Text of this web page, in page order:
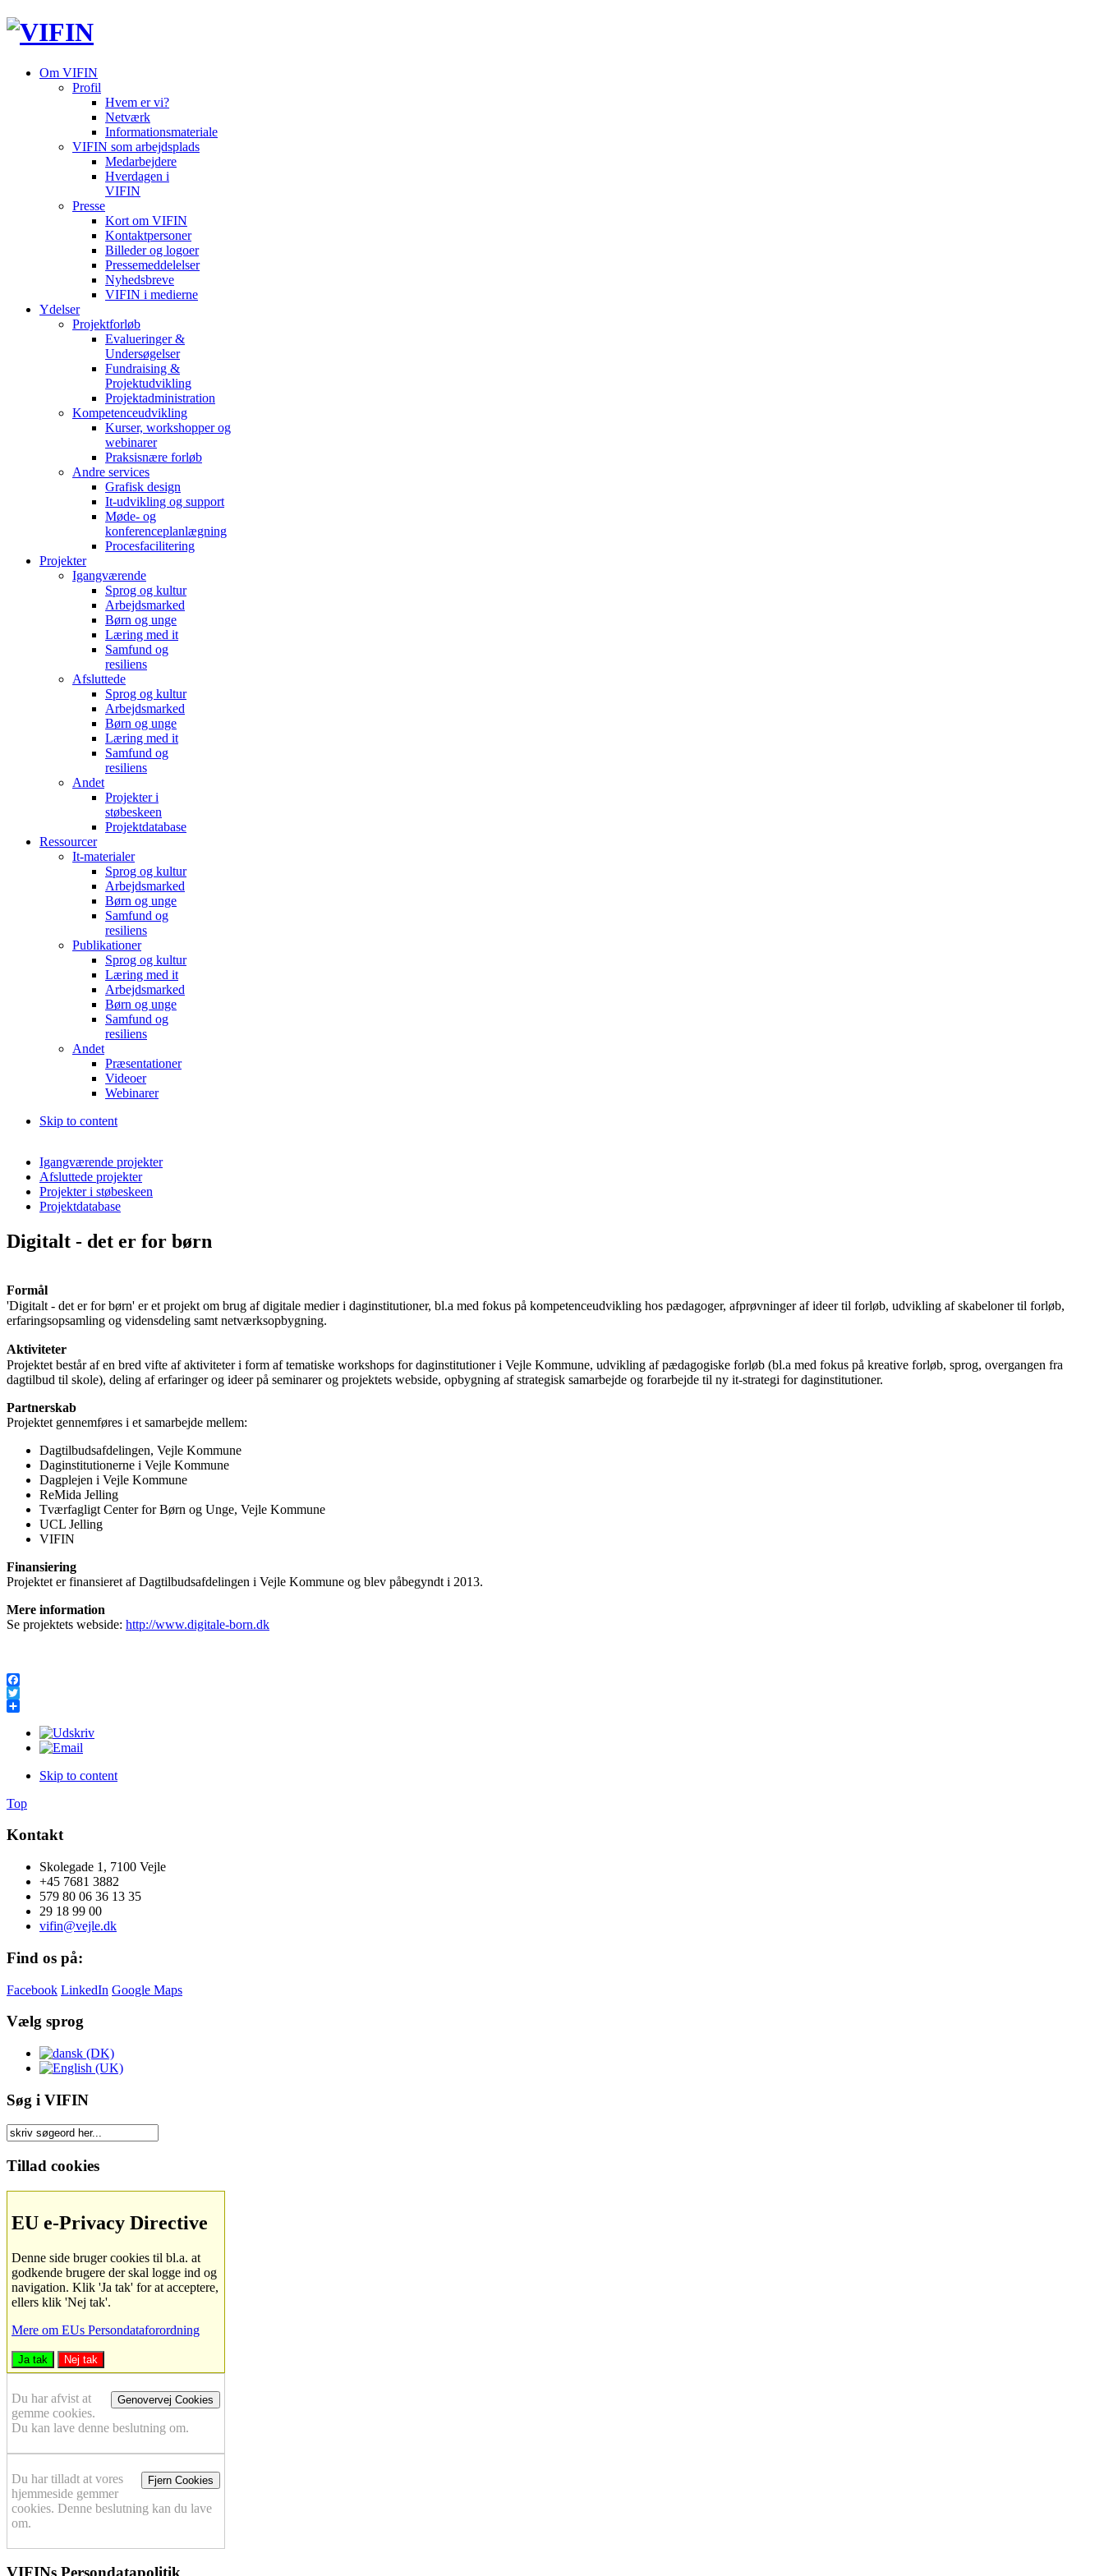
Om VIFIN
Profil
Hvem er vi?
Netværk
Informationsmateriale
VIFIN som arbejdsplads
Medarbejdere
Hverdagen i
VIFIN
Presse
Kort om VIFIN
Kontaktpersoner
Billeder og logoer
Pressemeddelelser
Nyhedsbreve
VIFIN i medierne
Ydelser
Projektforløb
Evalueringer &
Undersøgelser
Fundraising &
Projektudvikling
Projektadministration
Kompetenceudvikling
Kurser, workshopper og
webinarer
Praksisnære forløb
Andre services
Grafisk design
It-udvikling og support
Møde- og
konferenceplanlægning
Procesfacilitering
Projekter
Igangværende
Sprog og kultur
Arbejdsmarked
Børn og unge
Læring med it
Samfund og
resiliens
Afsluttede
Sprog og kultur
Arbejdsmarked
Børn og unge
Læring med it
Samfund og
resiliens
Andet
Projekter i
støbeskeen
Projektdatabase
Ressourcer
It-materialer
Sprog og kultur
Arbejdsmarked
Børn og unge
Samfund og
resiliens
Publikationer
Sprog og kultur
Læring med it
Arbejdsmarked
Børn og unge
Samfund og
resiliens
Andet
Præsentationer
Videoer
Webinarer
Skip to content
Igangværende projekter
Afsluttede projekter
Projekter i støbeskeen
Projektdatabase
Digitalt - det er for børn
Formål
'Digitalt - det er for børn' er et projekt om brug af digitale medier i daginstitutioner, bl.a med fokus på kompetenceudvikling hos pædagoger, afprøvninger af ideer til forløb, udvikling af skabeloner til forløb,
erfaringsopsamling og vidensdeling samt netværksopbygning.
Aktiviteter
Projektet består af en bred vifte af aktiviteter i form af tematiske workshops for daginstitutioner i Vejle Kommune, udvikling af pædagogiske forløb (bl.a med fokus på kreative forløb, sprog, overgangen fra
dagtilbud til skole), deling af erfaringer og ideer på seminarer og projektets webside, opbygning af strategisk samarbejde og forarbejde til ny it-strategi for daginstitutioner.
Partnerskab
Projektet gennemføres i et samarbejde mellem:
Dagtilbudsafdelingen, Vejle Kommune
Daginstitutionerne i Vejle Kommune
Dagplejen i Vejle Kommune
ReMida Jelling
Tværfagligt Center for Børn og Unge, Vejle Kommune
UCL Jelling
VIFIN
Finansiering
Projektet er finansieret af Dagtilbudsafdelingen i Vejle Kommune og blev påbegyndt i 2013.
Mere information
Se projektets webside: http://www.digitale-born.dk
Facebook
Twitter
Skip to content
Top
Kontakt
Skolegade 1, 7100 Vejle
+45 7681 3882
579 80 06 36 13 35
29 18 99 00
vifin@vejle.dk
Find os på:
Facebook LinkedIn Google Maps
Vælg sprog
Søg i VIFIN
Tillad cookies
EU e-Privacy Directive
Denne side bruger cookies til bl.a. at
godkende brugere der skal logge ind og
navigation. Klik 'Ja tak' for at acceptere,
ellers klik 'Nej tak'.
Mere om EUs Persondataforordning
Ja tak Nej tak
Genovervej Cookies
Du har afvist at
gemme cookies.
Du kan lave denne beslutning om.
Fjern Cookies
Du har tilladt at vores
hjemmeside gemmer
cookies. Denne beslutning kan du lave
om.